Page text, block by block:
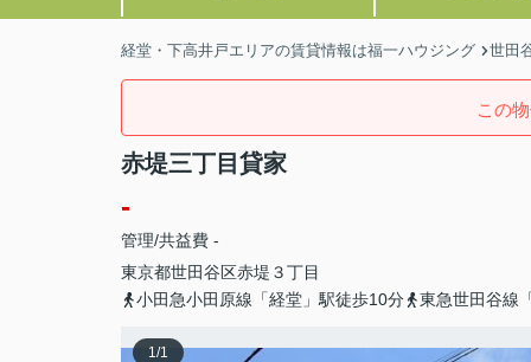
経堂・下高井戸エリアの賃貸情報は福一ハウジング 世田
この
赤堤三丁目貸家
-
管理/共益費 -
東京都世田谷区赤堤 ３丁目
小田急小田原線「経堂」駅徒歩10分
東急世田谷線
1/1